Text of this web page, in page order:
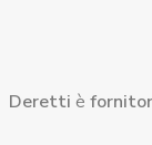
Deretti è